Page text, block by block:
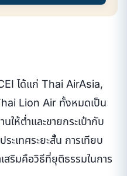
ได้แก่ Thai AirAsia,
Lion Air ทั้งหมดเป็น
ห้ต่ำและขายกระเป๋ากับ
ะเทศระยะสั้น การเทียบ
สริมคือวิธีที่ยุติธรรมในการ